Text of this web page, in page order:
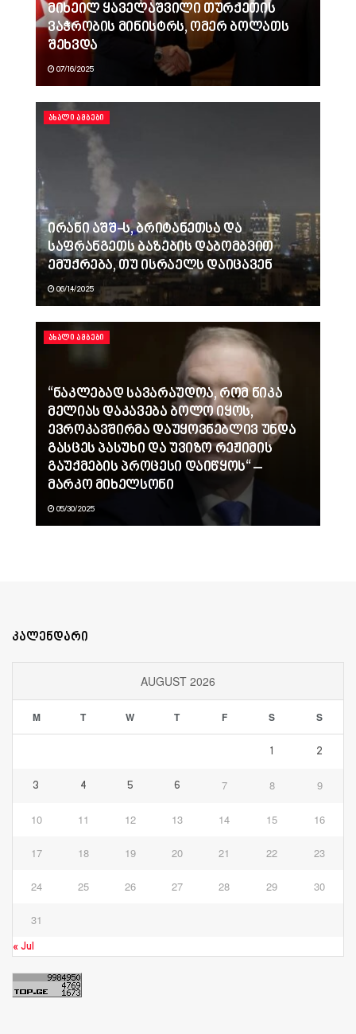
მიხეილ ყაველაშვილი თურქეთის
ვაჭრობის მინისტრს, ომერ ბოლათს
შეხვდა
07/16/2025
ᲐᲮᲐᲚᲘ ᲐᲛᲑᲔᲑᲘ
ირანი აშშ-ს, ბრიტანეთსა და
საფრანგეთს ბაზების დაბომბვით
ემუქრება, თუ ისრაელს დაიცავენ
06/14/2025
ᲐᲮᲐᲚᲘ ᲐᲛᲑᲔᲑᲘ
“ნაკლებად სავარაუდოა, რომ ნიკა
მელიას დაკავება ბოლო იყოს,
ევროკავშირმა დაუყოვნებლივ უნდა
გასცეს პასუხი და უვიზო რეჟიმის
გაუქმების პროცესი დაიწყოს“ –
მარკო მიხელსონი
05/30/2025
კალენდარი
AUGUST 2026
M T W T F S S
1 2
3 4 5 6 7 8 9
10 11 12 13 14 15 16
17 18 19 20 21 22 23
24 25 26 27 28 29 30
31
« Jul